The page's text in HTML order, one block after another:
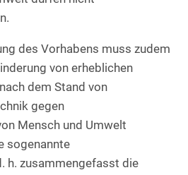
des Vorhabens muss zudem
von erheblichen
dem Stand von
gegen
Mensch und Umwelt
sogenannte
h. zusammengefasst die